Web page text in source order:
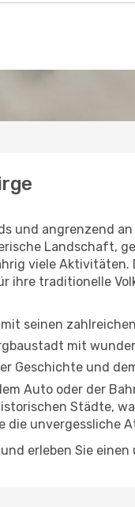
und angrenzend
Landschaft,
viele
ihre traditionelle
seinen
mit
Geschichte und
Auto oder der
Städte,
unvergessliche
und erleben Sie